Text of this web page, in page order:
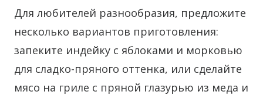
Для любителей разнообразия, предложите
несколько вариантов приготовления:
запеките индейку с яблоками и морковью
для сладко-пряного оттенка, или сделайте
мясо на гриле с пряной глазурью из меда и